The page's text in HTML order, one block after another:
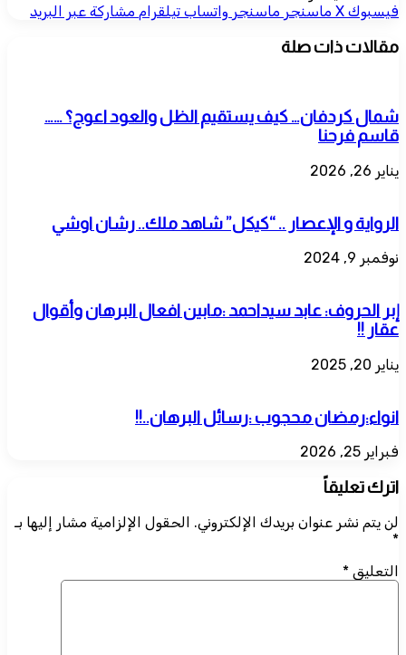
فيسبوك ‫X ماسنجر ماسنجر واتساب تيلقرام مشاركة عبر البريد
مقالات ذات صلة
شمال كردفان… كيف يستقيم الظل والعود اعوج؟ ……
قاسم فرحنا
يناير 26, 2026
الرواية و الإعصار .. “كيكل” شاهد ملك.. رشان اوشي
نوفمبر 9, 2024
إبر الحروف: عابد سيداحمد :مابين افعال البرهان وأقوال
عقار !!
يناير 20, 2025
انواء:رمضان محجوب :رسائل البرهان..!!
فبراير 25, 2026
اترك تعليقاً
لن يتم نشر عنوان بريدك الإلكتروني. الحقول الإلزامية مشار إليها بـ
*
التعليق *